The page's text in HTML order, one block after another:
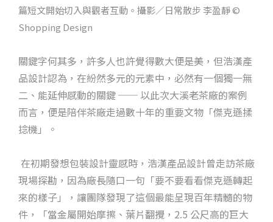
篇短文開始切入與觀者互動。攝影／日常散步 李盈靜 ©
Shopping Design
關鍵字何其多，許多人也許覺得數大便是美，但浩漢產
品設計認為，在紛然多元的元素中，必然有一個獨一無
二、能延伸感動的關鍵 ── 以此次大溪老茶廠的案例
而言，便是陪伴茶廠走過數十年的重要文物「傑克遜揉
捻機」。
在初期發想包裝設計靈感時，浩漢產品設計曾走訪茶廠
現場探勘，因為廠長隨口一句「要不要看看傑克遜轉起
來的樣子」，讓團隊發現了這個最能呈現百年精髓的物
件，「當金屬開始摩擦、葉片翻攪，2.5 公尺高的巨大